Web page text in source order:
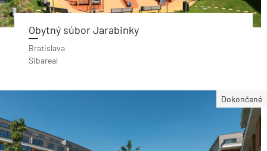
Obytný súbor Jarabinky
Bratislava
Sibareal
Dokončené